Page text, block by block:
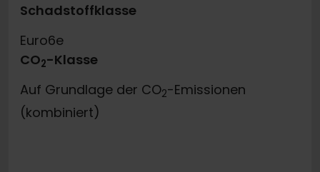
Schadstoffklasse
Euro6e
CO2-Klasse
Auf Grundlage der CO2-Emissionen
(kombiniert)